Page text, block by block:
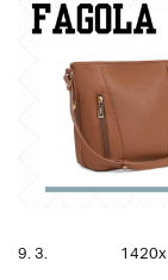
9. 3. 1420x